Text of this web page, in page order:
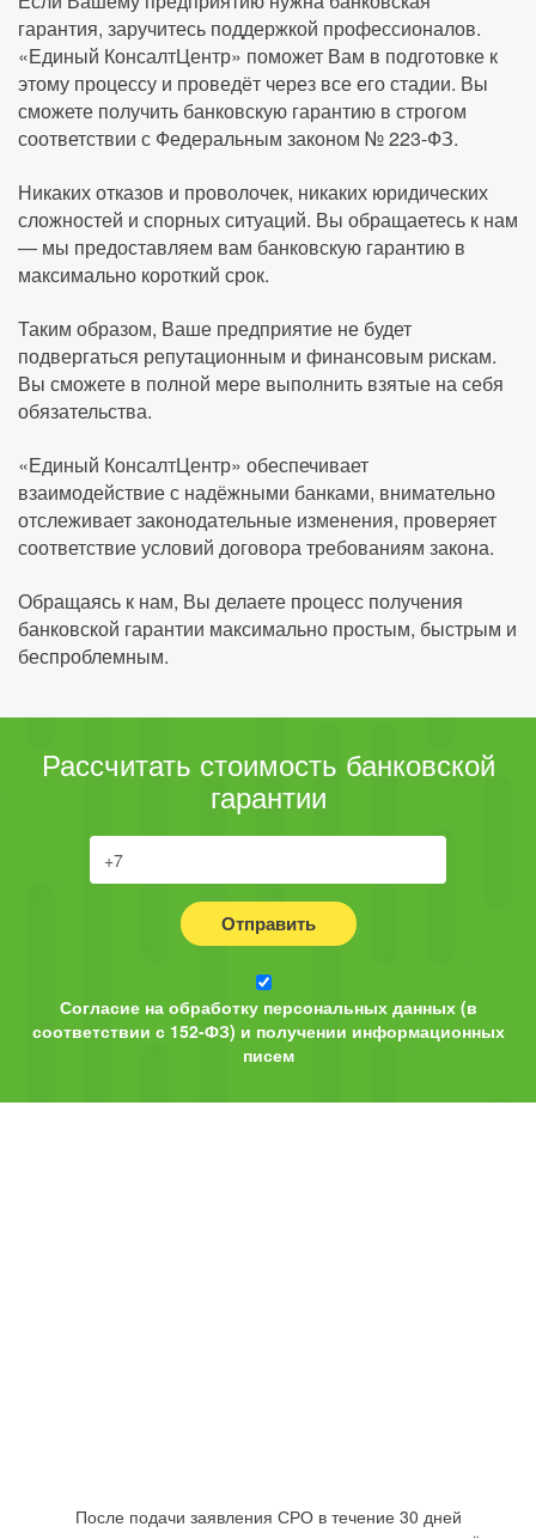
гарантия, заручитесь поддержкой профессионалов.
«Единый КонсалтЦентр» поможет Вам в подготовке к
этому процессу и проведёт через все его стадии. Вы
сможете получить банковскую гарантию в строгом
соответствии с Федеральным законом № 223-ФЗ.
Никаких отказов и проволочек, никаких юридических
сложностей и спорных ситуаций. Вы обращаетесь к нам
— мы предоставляем вам банковскую гарантию в
максимально короткий срок.
Таким образом, Ваше предприятие не будет
подвергаться репутационным и финансовым рискам.
Вы сможете в полной мере выполнить взятые на себя
обязательства.
«Единый КонсалтЦентр» обеспечивает
взаимодействие с надёжными банками, внимательно
отслеживает законодательные изменения, проверяет
соответствие условий договора требованиям закона.
Обращаясь к нам, Вы делаете процесс получения
банковской гарантии максимально простым, быстрым и
беспроблемным.
Рассчитать стоимость банковской
гарантии
Отправить
Согласие на обработку персональных данных (в
соответствии с 152-ФЗ) и получении информационных
писем
После подачи заявления СРО в течение 30 дней